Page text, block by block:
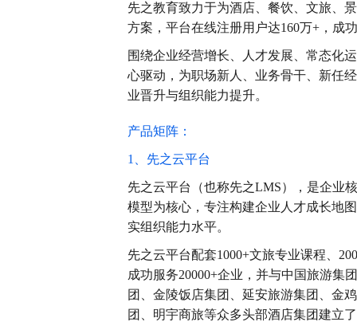
先之教育致力于为酒店、餐饮、文旅、
方案，平台在线注册用户达160万+，成
围绕企业经营增长、人才发展、常态化
心驱动，为职场新人、业务骨干、新任
业晋升与组织能力提升。
产品矩阵：
1、先之云平台
先之云平台（也称先之LMS），是企业
模型为核心，专注构建企业人才成长地
实组织能力水平。
先之云平台配套1000+文旅专业课程、
成功服务20000+企业，并与中国旅游集
团、金陵饭店集团、延安旅游集团、金
团、明宇商旅等众多头部酒店集团建立